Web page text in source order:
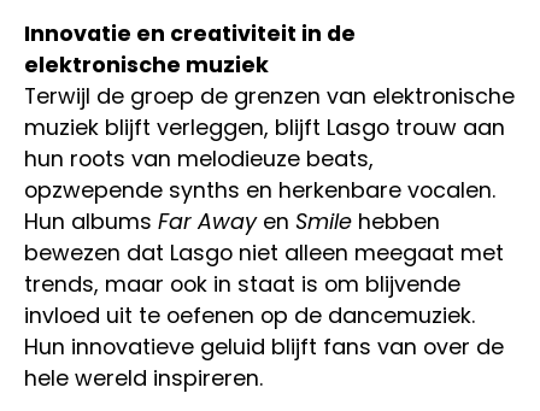
Innovatie en creativiteit in de
elektronische muziek
Terwijl de groep de grenzen van elektronische
muziek blijft verleggen, blijft Lasgo trouw aan
hun roots van melodieuze beats,
opzwepende synths en herkenbare vocalen.
Hun albums Far Awayen Smilehebben
bewezen dat Lasgo niet alleen meegaat met
trends, maar ook in staat is om blijvende
invloed uit te oefenen op de dancemuziek.
Hun innovatieve geluid blijft fans van over de
hele wereld inspireren.